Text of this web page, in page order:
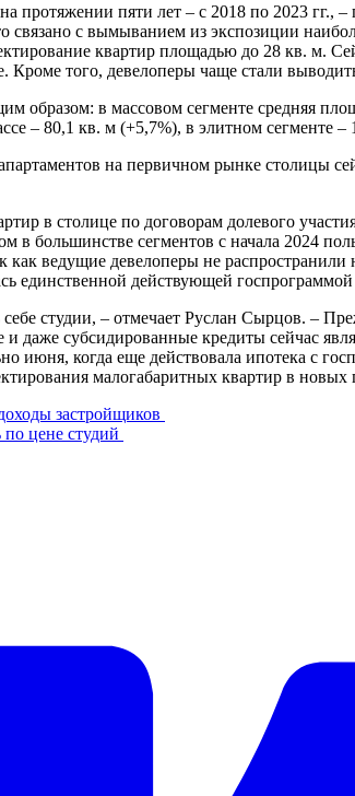
протяжении пяти лет – с 2018 по 2023
связано с вымыванием из экспозиции
квартир площадью до 28 кв. м.
Кроме того, девелоперы чаще стали
образом: в массовом сегменте средняя
– 80,1 кв. м (+5,7%), в элитном сегменте –
на первичном рынке столицы
в столице по договорам долевого
в большинстве сегментов с начала 2024
как ведущие девелоперы не
единственной действующей
себе студии, – отмечает Руслан Сырцов. –
даже субсидированные кредиты сейчас
июня, когда еще действовала ипотека с
малогабаритных квартир в новых
застройщиков
цене студий